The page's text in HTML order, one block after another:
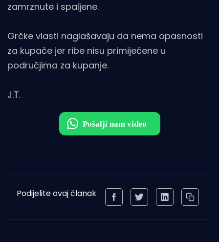
zamrznute i spaljene.
Grčke vlasti naglašavaju da nema opasnosti
za kupače jer ribe nisu primijećene u
područjima za kupanje.
J.T.
Podijelite ovaj članak